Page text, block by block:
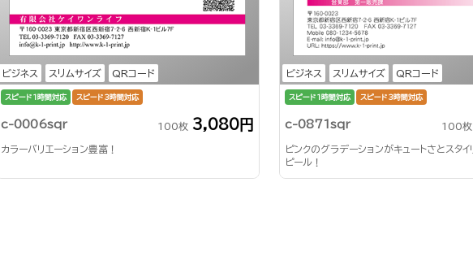
ビジネス スリムサイズ QRコード
スピード1時間対応 スピード3時間対応
c-0006sqr 100枚 3,080円
カラーバリエーション豊富！
ビジネス スリムサイズ QRコード
スピード1時間対応 スピード3時間対応
c-0871sqr 100枚
ピンクのグラデーションがキュートさとスタイ
ピール！